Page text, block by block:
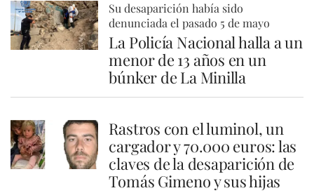
Su desaparición había sido
denunciada el pasado 5 de mayo
La Policía Nacional halla a un
menor de 13 años en un
búnker de La Minilla
Rastros con el luminol, un
cargador y 70.000 euros: las
claves de la desaparición de
Tomás Gimeno y sus hijas